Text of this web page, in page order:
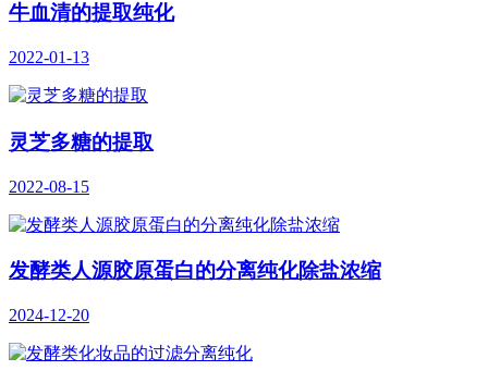
牛血清的提取纯化
2022-01-13
灵芝多糖的提取
2022-08-15
发酵类人源胶原蛋白的分离纯化除盐浓缩
2024-12-20